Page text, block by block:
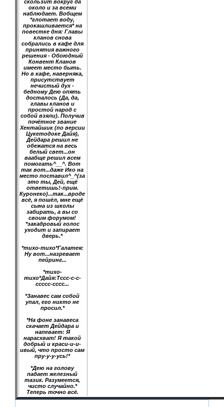
скользит вокруг да
около и за всеми
наблюдает. Вобщем
*глотает воду,
прокашливается* на
повестке дня: Главы
кланов снова
собрались в кафе для
принятия важного
решения - Обоюдный
Конвент Кланов
имеет место быть.
Но в кафе, наверняка,
присутствует
нечистый дух -
бедному Дею опять
досталось (Да, да,
главы кланов и
простой народ с
собой взяли). Получив
почётное звание
Хентайшик (по версии
Цукетодоке Дайя),
Дейдара решил не
обежатся на весь
белый свет...он
ваабще решил всем
помогать^__^. Вот
так вот...даже Ико на
место поставил^_^(за
это ты, Дей, ещё
ответишь!-прим.
Куронеко)...так...вроде
всё, я пошёл, мне ещё
сына из школы
забирать, а вы со
своим форумом!
*закадровый голос
уходит и запирает
дверь.*
*тихо-тихо*Галатея:
Ну вот...назревает
пейринг...
*тихо-
тихо*Дайя:Тссс-с-с-
ссссс-сссс...
*Занавес сам собой
упал, его никто не
просил.*
*На фоне занавеса
скачает Дейдара и
напевает: Я
нарасхват! Я такой
добрый и краси-и-и-
ивый, что просто сам
пру-у-у-усь!*
*Дею на голову
падает железный
тазик. Разумеется,
чисто случайно.*
Теперь точно всё.